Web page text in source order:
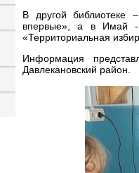
В другой библиотеке
впервые», а в Имай -
«Территориальная
Информация
Давлекановский район.